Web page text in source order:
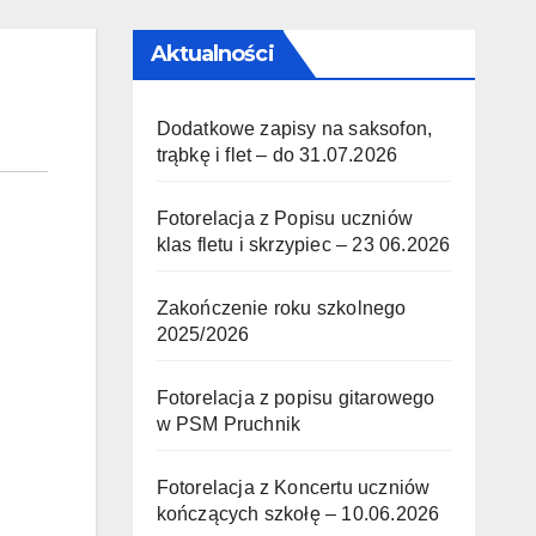
Aktualności
Dodatkowe zapisy na saksofon,
trąbkę i flet – do 31.07.2026
Fotorelacja z Popisu uczniów
klas fletu i skrzypiec – 23 06.2026
Zakończenie roku szkolnego
2025/2026
Fotorelacja z popisu gitarowego
w PSM Pruchnik
Fotorelacja z Koncertu uczniów
kończących szkołę – 10.06.2026